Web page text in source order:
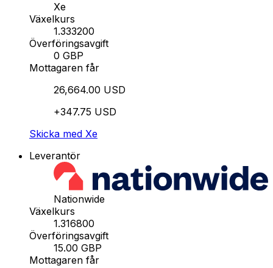
Xe
Växelkurs
1.333200
Överföringsavgift
0 GBP
Mottagaren får
26,664.00 USD
+347.75 USD
Skicka med Xe
Leverantör
Nationwide
Växelkurs
1.316800
Överföringsavgift
15.00 GBP
Mottagaren får